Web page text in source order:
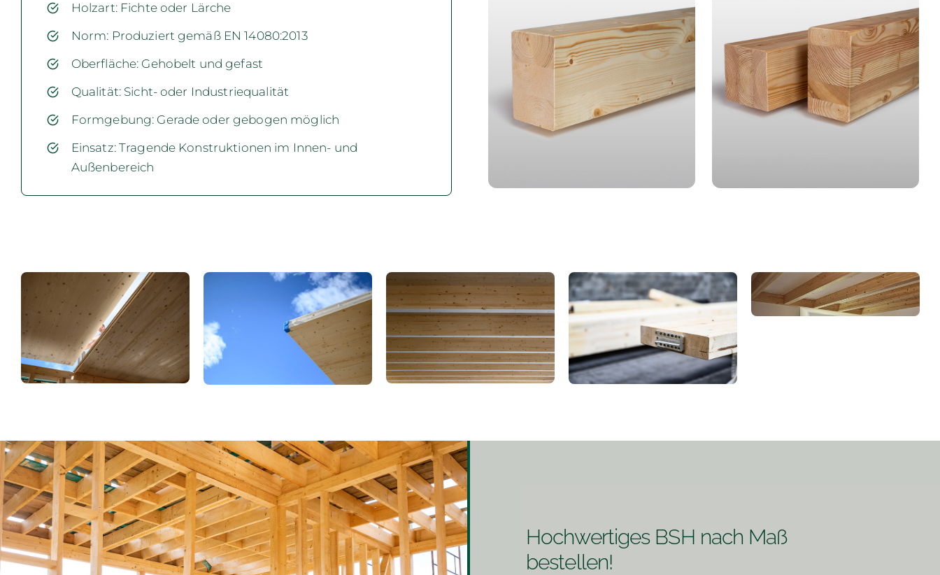
Holzart: Fichte oder Lärche
Norm: Produziert gemäß EN 14080:2013
Oberfläche: Gehobelt und gefast
Qualität: Sicht- oder Industriequalität
Formgebung: Gerade oder gebogen möglich
Einsatz: Tragende Konstruktionen im Innen- und
Außenbereich
Hochwertiges BSH nach Maß
bestellen!